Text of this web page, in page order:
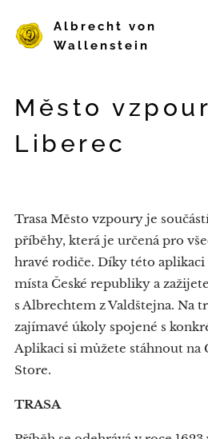
Albrecht von
Wallenstein
Město
Liberec
Trasa Město vzpoury je
příběhy, která je určená pro
hravé rodiče. Díky této aplikaci
místa České republiky a
s Albrechtem z Valdštejna. Na
zajímavé úkoly spojené s
Aplikaci si můžete stáhnout na
Store.
TRASA